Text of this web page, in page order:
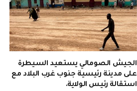
الجيش الصومالي يستعيد السيطرة
على مدينة رئيسية جنوب غرب البلاد مع
استقالة رئيس الولاية.